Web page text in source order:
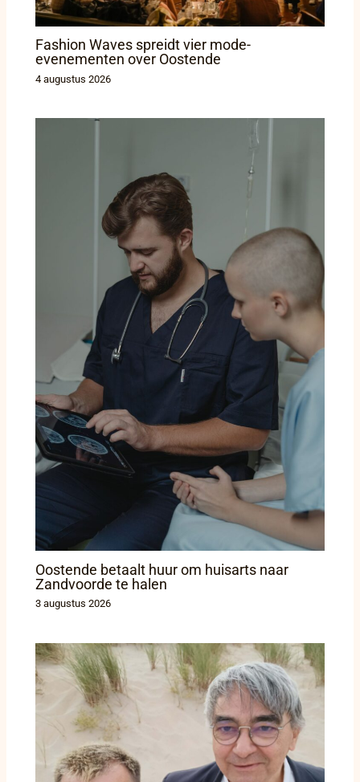
Fashion Waves spreidt vier mode-
evenementen over Oostende
4 augustus 2026
Oostende betaalt huur om huisarts naar
Zandvoorde te halen
3 augustus 2026